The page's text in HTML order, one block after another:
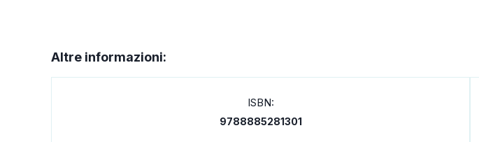
Altre informazioni:
ISBN:
9788885281301